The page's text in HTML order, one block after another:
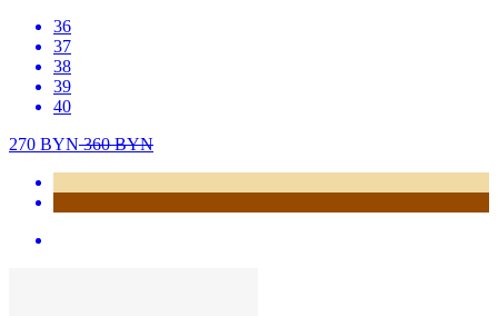
36
37
38
39
40
270 BYN360BYN